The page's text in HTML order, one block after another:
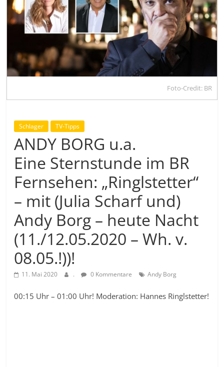
Foto-Credit: BR
Schlager TV-Tipps
ANDY BORG u.a.
Eine Sternstunde im BR
Fernsehen: „Ringlstetter“
– mit (Julia Scharf und)
Andy Borg – heute Nacht
(11./12.05.2020 – Wh. v.
08.05.!))!
11. Mai 2020 . 0 Kommentare Andy Borg
00:15 Uhr – 01:00 Uhr! Moderation: Hannes Ringlstetter!